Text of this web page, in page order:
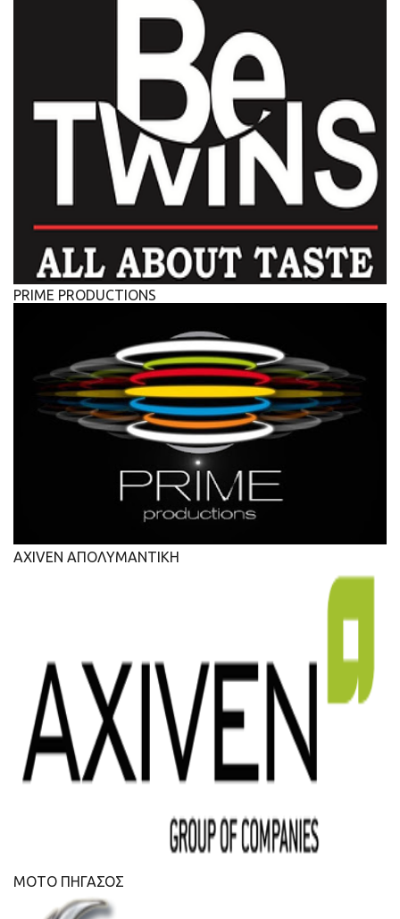
PRIME PRODUCTIONS
AXIVEN ΑΠΟΛΥΜΑΝΤΙΚΗ
ΜΟΤΟ ΠΗΓΑΣΟΣ